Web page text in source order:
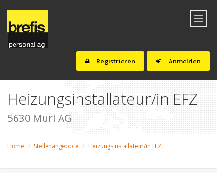
Anmelden
Registrieren
Toggle
Heizungsinstallateur/in EFZ
5630 Muri AG
Home Stellenangebote Heizungsinstallateur/in EFZ